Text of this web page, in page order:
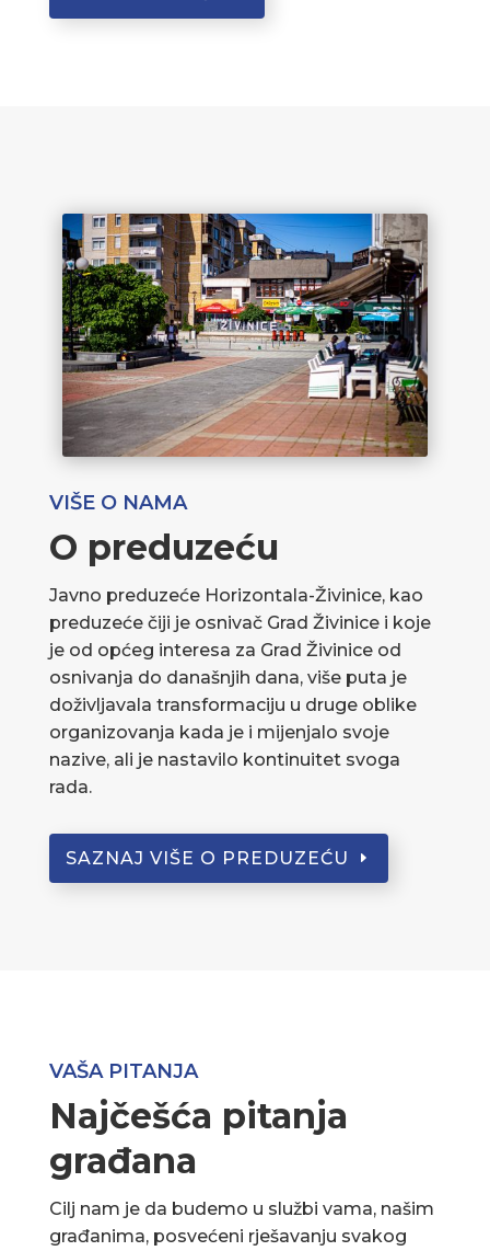
VIŠE O NAMA
O preduzeću
Javno preduzeće Horizontala-Živinice, kao
preduzeće čiji je osnivač Grad Živinice i koje
je od općeg interesa za Grad Živinice od
osnivanja do današnjih dana, više puta je
doživljavala transformaciju u druge oblike
organizovanja kada je i mijenjalo svoje
nazive, ali je nastavilo kontinuitet svoga
rada.
SAZNAJ VIŠE O PREDUZEĆU
VAŠA PITANJA
Najčešća pitanja
građana
Cilj nam je da budemo u službi vama, našim
građanima, posvećeni rješavanju svakog